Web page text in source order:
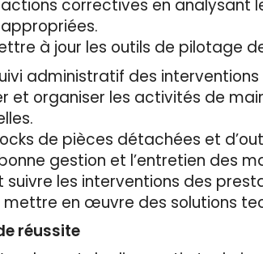
actions correctives en
à jour les outils de pilotage
administratif des
et organiser les activités de
de pièces détachées et
gestion et l’entretien des
suivre les interventions des
mettre en œuvre des solutions
réussite